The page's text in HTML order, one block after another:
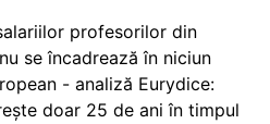
profesorilor din
se încadrează în niciun
- analiză Eurydice:
doar 25 de ani în timpul